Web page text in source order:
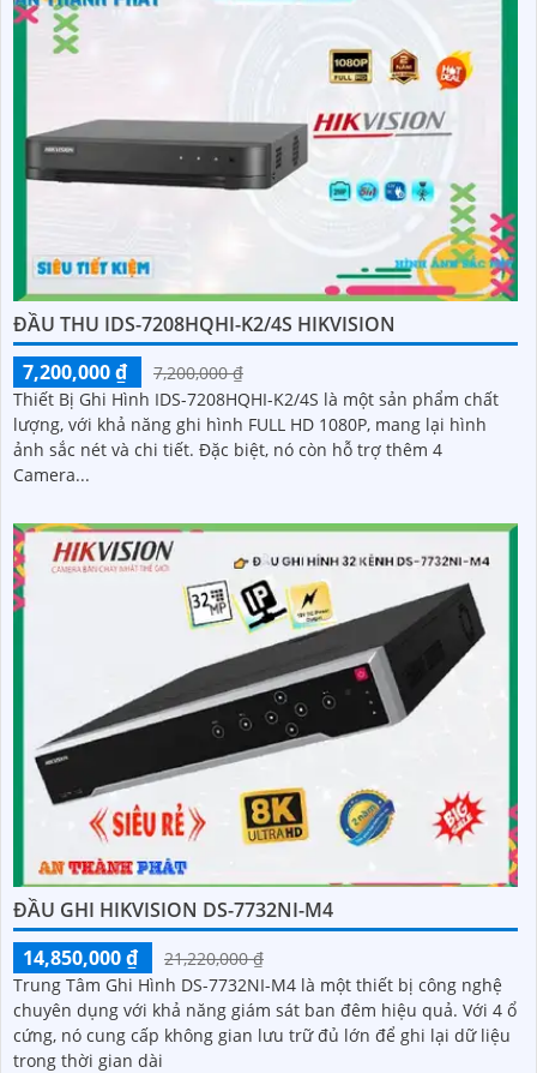
ĐẦU THU IDS-7208HQHI-K2/4S HIKVISION
7,200,000 ₫
7,200,000 ₫
Thiết Bị Ghi Hình IDS-7208HQHI-K2/4S là một sản phẩm chất
lượng, với khả năng ghi hình FULL HD 1080P, mang lại hình
ảnh sắc nét và chi tiết. Đặc biệt, nó còn hỗ trợ thêm 4
Camera...
ĐẦU GHI HIKVISION DS-7732NI-M4
14,850,000 ₫
21,220,000 ₫
Trung Tâm Ghi Hình DS-7732NI-M4 là một thiết bị công nghệ
chuyên dụng với khả năng giám sát ban đêm hiệu quả. Với 4 ổ
cứng, nó cung cấp không gian lưu trữ đủ lớn để ghi lại dữ liệu
trong thời gian dài